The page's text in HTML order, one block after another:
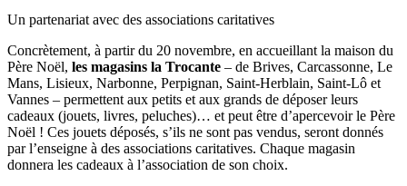
Un partenariat avec des associations caritatives
Concrètement, à partir du 20 novembre, en accueillant la maison du
Père Noël, les magasins la Trocante – de Brives, Carcassonne, Le
Mans, Lisieux, Narbonne, Perpignan, Saint-Herblain, Saint-Lô et
Vannes – permettent aux petits et aux grands de déposer leurs
cadeaux (jouets, livres, peluches)… et peut être d’apercevoir le Père
Noël ! Ces jouets déposés, s’ils ne sont pas vendus, seront donnés
par l’enseigne à des associations caritatives. Chaque magasin
donnera les cadeaux à l’association de son choix.